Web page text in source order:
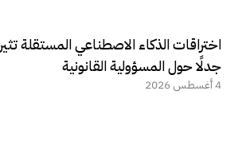
اختراقات الذكاء الاصطناعي المستقلة تثير
جدلًا حول المسؤولية القانونية
4 أغسطس 2026